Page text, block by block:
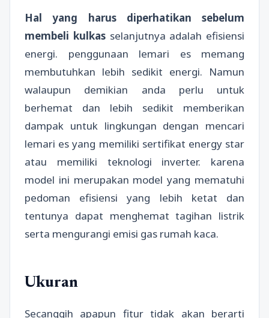
Hal yang harus diperhatikan sebelum
membeli kulkasselanjutnya adalah efisiensi
energi. penggunaan lemari es memang
membutuhkan lebih sedikit energi. Namun
walaupun demikian anda perlu untuk
berhemat dan lebih sedikit memberikan
dampak untuk lingkungan dengan mencari
lemari es yang memiliki sertifikat energy star
atau memiliki teknologi inverter. karena
model ini merupakan model yang mematuhi
pedoman efisiensi yang lebih ketat dan
tentunya dapat menghemat tagihan listrik
serta mengurangi emisi gas rumah kaca.
Ukuran
Secanggih apapun fitur tidak akan berarti